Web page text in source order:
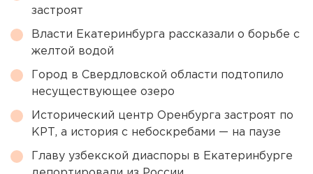
застроят
Власти Екатеринбурга рассказали о борьбе с
желтой водой
Город в Свердловской области подтопило
несуществующее озеро
Исторический центр Оренбурга застроят по
КРТ, а история с небоскребами — на паузе
Главу узбекской диаспоры в Екатеринбурге